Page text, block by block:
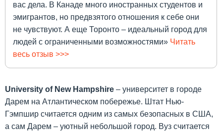
вас дела. В Канаде много иностранных студентов и
эмигрантов, но предвзятого отношения к себе они
не чувствуют. А еще Торонто – идеальный город для
людей с ограниченными возможностями» Читать
весь отзыв >>>
University of New Hampshire – университет в городе
Дарем на Атлантическом побережье. Штат Нью-
Гэмпшир считается одним из самых безопасных в США,
а сам Дарем – уютный небольшой город. Вуз считается